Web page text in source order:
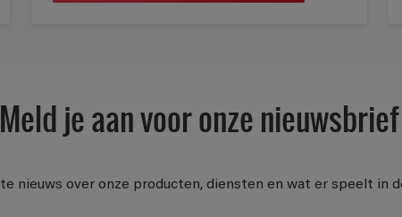
Meld je aan voor onze nieuwsbrief
nieuws over onze producten, diensten en wat er speelt in